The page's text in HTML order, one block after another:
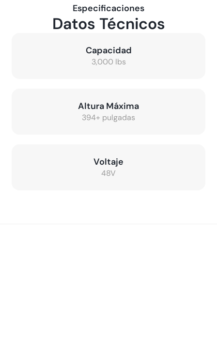
Especificaciones
Datos Técnicos
Capacidad
3,000 lbs
Altura Máxima
394+ pulgadas
Voltaje
48V